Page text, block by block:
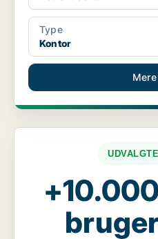
Type
Kontor